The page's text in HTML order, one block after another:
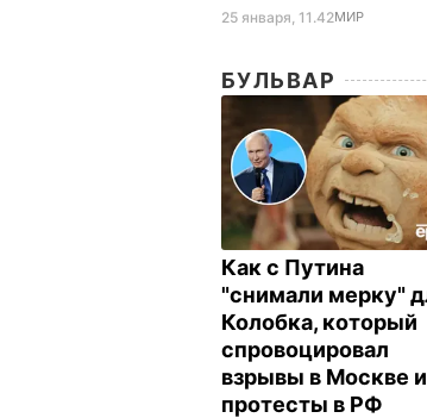
25 января, 11.42МИР
БУЛЬВАР
Как с Путина
"снимали мерку"
Колобка, который
спровоцировал
взрывы в Москве и
протесты в РФ